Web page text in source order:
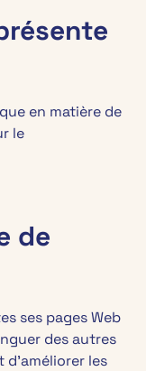
en matière de
le
de
ses pages Web
des autres
les